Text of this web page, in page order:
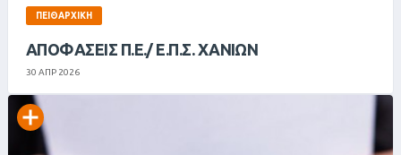
ΠΕΙΘΑΡΧΙΚΉ
ΑΠΟΦΑΣΕΙΣ Π.Ε./ Ε.Π.Σ. ΧΑΝΙΩΝ
30 ΑΠΡ 2026